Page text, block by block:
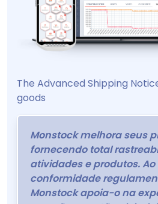
The Advanced Shipping
goods
Monstock melhora seus
fornecendo total
atividades e produtos.
conformidade
Monstock apoia-o na